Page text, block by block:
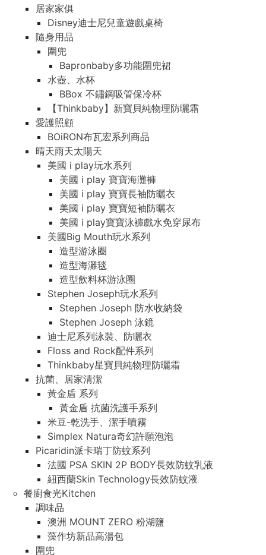
居家家俱
Disney迪士尼兒童遊戲桌椅
隨身用品
圍兜
Bapronbaby多功能圍兜裙
水壺、水杯
BBox 不鏽鋼吸管保冷杯
【Thinkbaby】新寶貝純物理防曬霜
愛護照顧
BOiRON布瓦宏系列商品
晴天雨天太陽天
美國 i play玩水系列
美國 i play 寶寶海灘褲
美國 i play 寶寶長袖防曬衣
美國 i play 寶寶短袖防曬衣
美國 i play寶寶泳褲戲水免穿尿布
美國Big Mouth玩水系列
造型游泳圈
造型海灘毯
造型飲料杯游泳圈
Stephen Joseph玩水系列
Stephen Joseph 防水收納袋
Stephen Joseph 泳鏡
迪士尼系列泳裝、防曬衣
Floss and Rock配件系列
Thinkbaby星寶貝純物理防曬霜
抗菌、居家清潔
黃金盾 系列
黃金盾 抗菌洗護手系列
米豆-乾洗手、潔手噴霧
Simplex Natura奇幻許願泡泡
Picaridin派卡瑞丁防蚊系列
法國 PSA SKIN 2P BODY長效防蚊乳液
紐西蘭Skin Technology長效防蚊液
餐廚食光Kitchen
調味品
澳洲 MOUNT ZERO 粉湖鹽
藻作坊新品高湯包
圍兜